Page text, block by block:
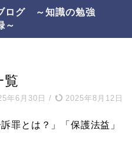
ログ ～知識の勉強
～
覧
年6月30日 / 2025年8月12日
罪とは？」「保護法益」